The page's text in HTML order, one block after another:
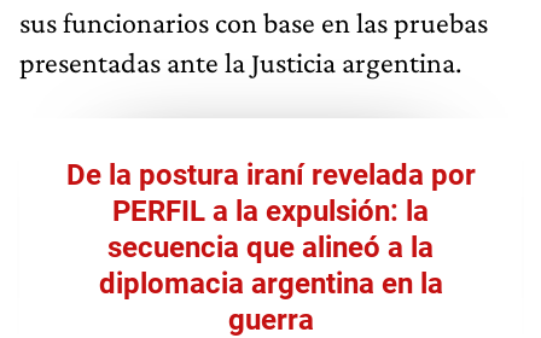
sus funcionarios con base en las pruebas
presentadas ante la Justicia argentina.
De la postura iraní revelada por
PERFIL a la expulsión: la
secuencia que alineó a la
diplomacia argentina en la
guerra